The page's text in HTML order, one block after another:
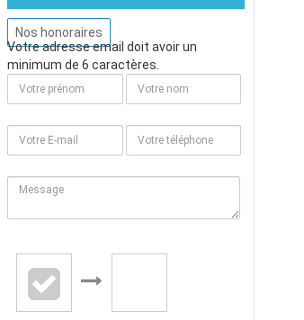
Nos honoraires
Votre adresse email doit avoir un
minimum de 6 caractères.